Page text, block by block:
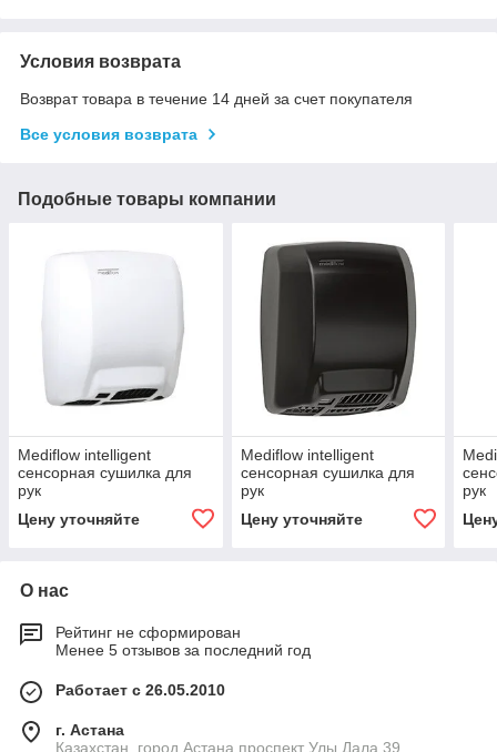
Условия возврата
Возврат товара в течение 14 дней за счет покупателя
Все условия возврата
Подобные товары компании
Mediflow intelligent
сенсорная сушилка для
рук
Цену уточняйте
Mediflow intelligent
сенсорная сушилка для
рук
Цену уточняйте
рук
О нас
Рейтинг не сформирован
Менее 5 отзывов за последний год
Работает с 26.05.2010
г. Астана
Казахстан, город Астана,проспект Улы Дала 39,